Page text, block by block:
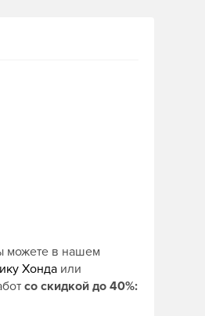
можете в нашем
Хонда или
со скидкой до 40%: